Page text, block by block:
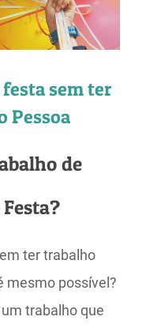
sem ter
Pessoa
de
ter trabalho
mesmo possível?
trabalho que